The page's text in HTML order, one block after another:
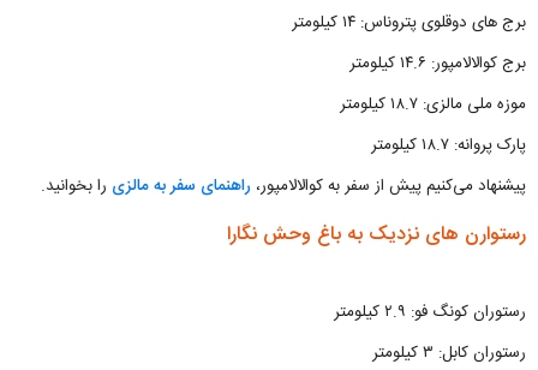
برج های دوقلوی پتروناس: ۱۴ کیلومتر
برج کوالالامپور: ۱۴.۶ کیلومتر
موزه ملی مالزی: ۱۸.۷ کیلومتر
پارک پروانه: ۱۸.۷ کیلومتر
پیشنهاد می‌کنیم پیش از سفر به کوالالامپور، راهنمای سفر به مالزی را بخوانید.
رستوارن های نزدیک به باغ وحش نگارا
رستوران کونگ فو: ۲.۹ کیلومتر
رستوران کابل: ۳ کیلومتر